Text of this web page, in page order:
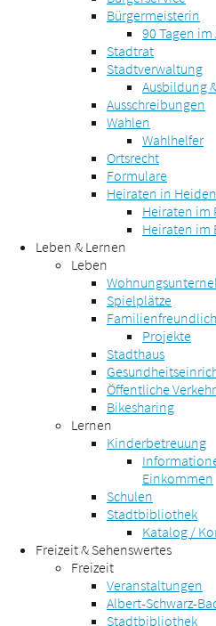
Bürgermeisterin
90 Tagen im
Stadtrat
Stadtverwaltung
Ausbildung
Ausschreibungen
Wahlen
Wahlhelfer
Ortsrecht
Formulare
Heiraten in
Heiraten im
Heiraten im
Leben & Lernen
Leben
Spielplätze
Projekte
Stadthaus
Öffentliche
Bikesharing
Lernen
Kinderbetreuung
Einkommen
Schulen
Stadtbibliothek
Katalog /
Freizeit & Sehenswertes
Freizeit
Veranstaltungen
Albert-Schwarz-
Stadtbibliothek